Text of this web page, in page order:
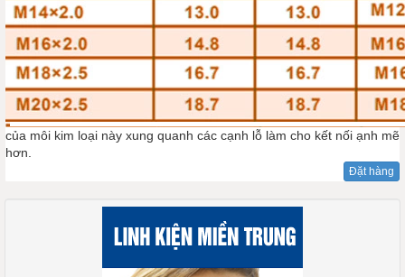
của môi kim loại này xung quanh các cạnh lỗ làm cho kết nối ạnh mẽ
hơn.
Đặt hàng